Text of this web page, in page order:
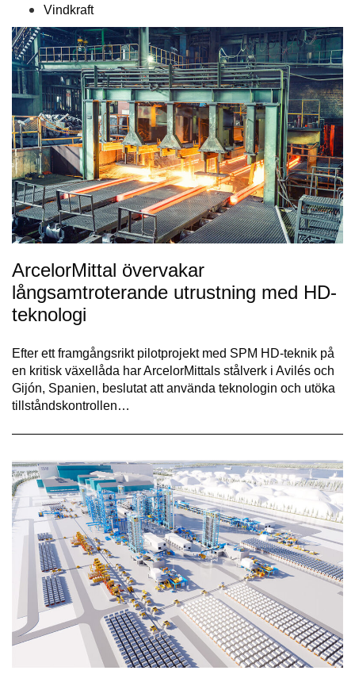
Vindkraft
ArcelorMittal övervakar
långsamtroterande utrustning med HD-
teknologi
Efter ett framgångsrikt pilotprojekt med SPM HD-teknik på
en kritisk växellåda har ArcelorMittals stålverk i Avilés och
Gijón, Spanien, beslutat att använda teknologin och utöka
tillståndskontrollen…